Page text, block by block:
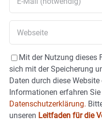
Mit der Nutzung dieses
sich mit der Speicherung
Daten durch diese
Informationen erfahren
Datenschutzerklärung.
unseren Leitfaden für die